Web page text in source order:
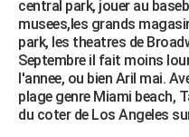
central park, jouer au
musees,les grands
park, les theatres de
Septembre il fait moins
l'annee, ou bien Aril mai.
plage genre Miami beach,
du coter de Los Angeles